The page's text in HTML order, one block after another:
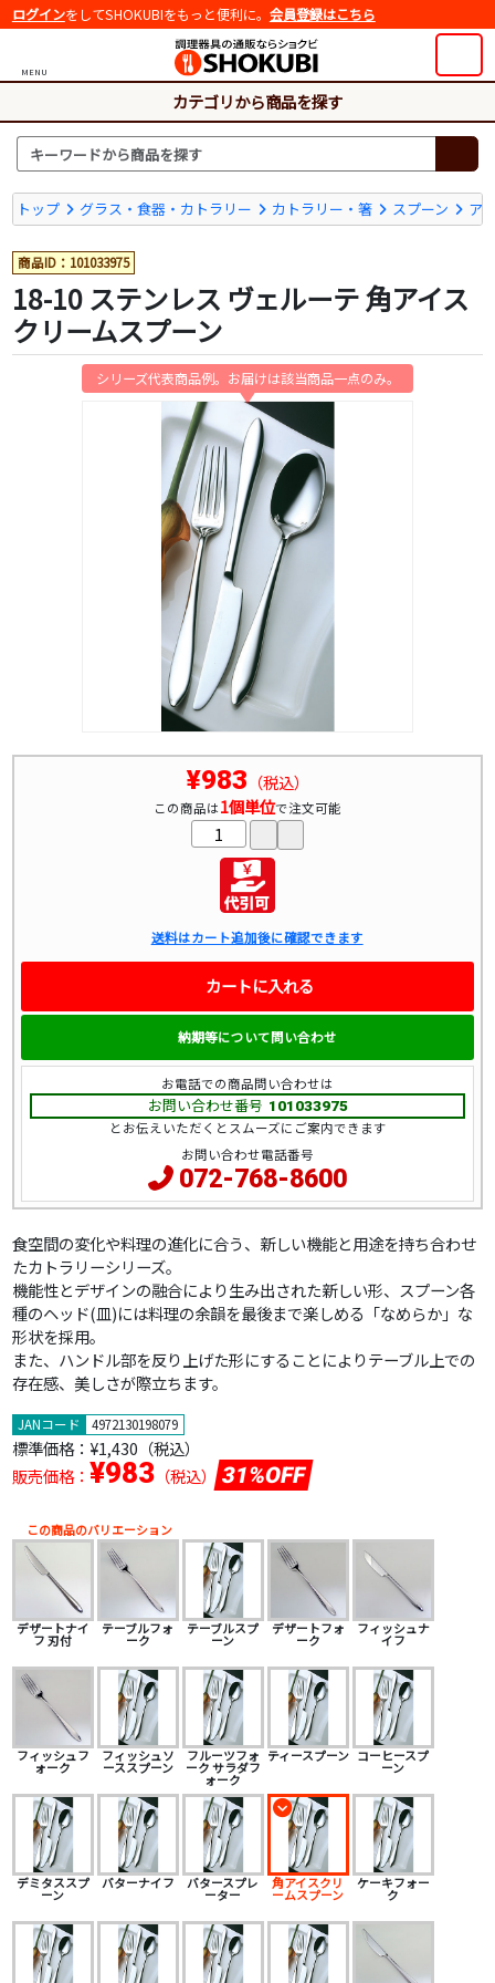
ログインをしてSHOKUBIをもっと便利に。 会員登録はこちら
MENU
カテゴリから商品を探す
トップ グラス・食器・カトラリー カトラリー・箸 スプーン ア
商品ID：101033975
18-10 ステンレス ヴェルーテ 角アイス
クリームスプーン
食空間の変化や料理の進化に合う、新しい機能と用途を持ち合わせ
たカトラリーシリーズ。
機能性とデザインの融合により生み出された新しい形、スプーン各
種のヘッド(皿)には料理の余韻を最後まで楽しめる「なめらか」な
形状を採用。
また、ハンドル部を反り上げた形にすることによりテーブル上での
存在感、美しさが際立ちます。
JANコード 4972130198079
標準価格： ¥1,430（税込）
販売価格： ¥983（税込） 31%OFF
この商品のバリエーション
デザートナイ
フ 刃付
テーブルフォ
ーク
テーブルスプ
ーン
デザートフォ
ーク
フィッシュナ
イフ
フィッシュフ
ォーク
フィッシュソ
ーススプーン
フルーツフォ
ーク サラダフ
ォーク
ティースプーン コーヒースプ
ーン
デミタススプ
ーン
バターナイフ バタースプレ
ーター
角アイスクリ
ームスプーン
ケーキフォー
ク
¥983 （税込）
この商品は1個単位で注文可能
送料はカート追加後に確認できます
カートに入れる
納期等について問い合わせ
お電話での商品問い合わせは
お問い合わせ番号 101033975
とお伝えいただくとスムーズにご案内できます
お問い合わせ電話番号
072-768-8600
シリーズ代表商品例。お届けは該当商品一点のみ。